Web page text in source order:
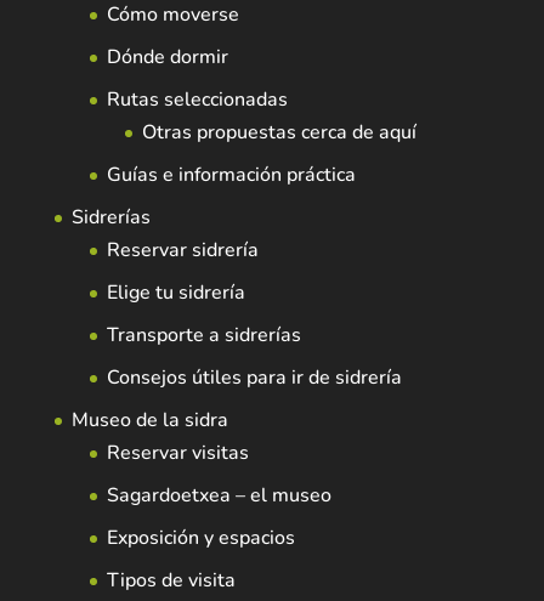
Cómo moverse
Dónde dormir
Rutas seleccionadas
Otras propuestas cerca de aquí
Guías e información práctica
Sidrerías
Reservar sidrería
Elige tu sidrería
Transporte a sidrerías
Consejos útiles para ir de sidrería
Museo de la sidra
Reservar visitas
Sagardoetxea – el museo
Exposición y espacios
Tipos de visita